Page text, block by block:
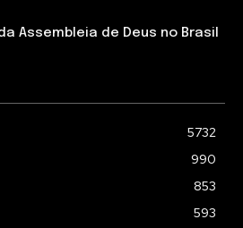
Assembleia de Deus no Brasil
5732
990
853
593